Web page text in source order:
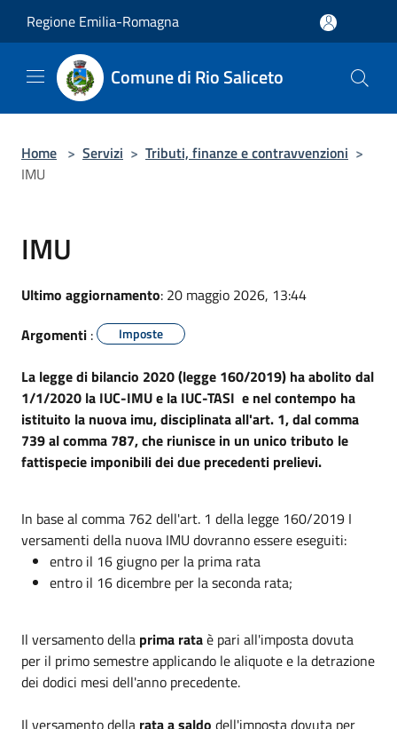
Regione Emilia-Romagna
Comune di Rio Saliceto
Home > Servizi > Tributi, finanze e contravvenzioni >
IMU
IMU
Ultimo aggiornamento: 20 maggio 2026, 13:44
Argomenti : Imposte
La legge di bilancio 2020 (legge 160/2019) ha abolito dal
1/1/2020 la IUC-IMU e la IUC-TASI e nel contempo ha
istituito la nuova imu, disciplinata all'art. 1, dal comma
739 al comma 787, che riunisce in un unico tributo le
fattispecie imponibili dei due precedenti prelievi.
In base al comma 762 dell'art. 1 della legge 160/2019 I
versamenti della nuova IMU dovranno essere eseguiti:
entro il 16 giugno per la prima rata
entro il 16 dicembre per la seconda rata;
Il versamento della prima rataè pari all'imposta dovuta
per il primo semestre applicando le aliquote e la detrazione
dei dodici mesi dell'anno precedente.
Il versamento della rata a saldo dell'imposta dovuta per